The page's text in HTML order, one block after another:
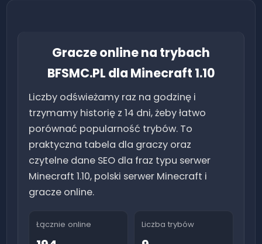
Gracze online na trybach
BFSMC.PL dla Minecraft 1.10
Liczby odświeżamy raz na godzinę i
trzymamy historię z 14 dni, żeby łatwo
porównać popularność trybów. To
praktyczna tabela dla graczy oraz
czytelne dane SEO dla fraz typu serwer
Minecraft 1.10, polski serwer Minecraft i
gracze online.
Łącznie online Liczba trybów